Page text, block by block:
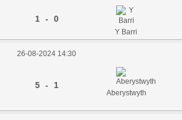
1 - 0
Y Barri
26-08-2024 14:30
5 - 1
Aberystwyth